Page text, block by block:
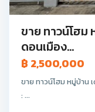
ขาย ทาวน์โฮม
ดอนเมือง...
฿ 2,500,000
ขาย ทาวน์โฮม หมู่บ้าน
: ...